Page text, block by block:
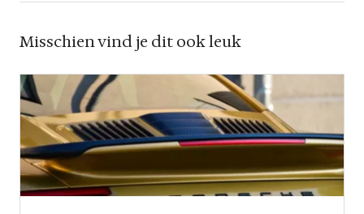
Misschien vind je dit ook leuk